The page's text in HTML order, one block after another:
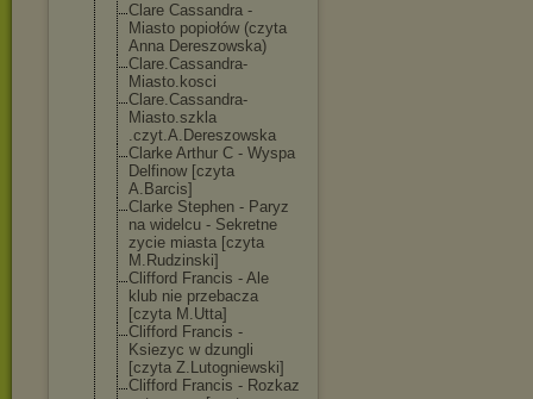
Clare Cassandra -
Miasto popiołów (czyta
Anna Dereszowska)
Clare.Cassandra-
Miasto.kosci
Clare.Cassandra-
Miasto.szkla
.czyt.A.Dereszowska
Clarke Arthur C - Wyspa
Delfinow [czyta
A.Barcis]
Clarke Stephen - Paryz
na widelcu - Sekretne
zycie miasta [czyta
M.Rudzinski]
Clifford Francis - Ale
klub nie przebacza
[czyta M.Utta]
Clifford Francis -
Ksiezyc w dzungli
[czyta Z.Lutogniewski]
Clifford Francis - Rozkaz